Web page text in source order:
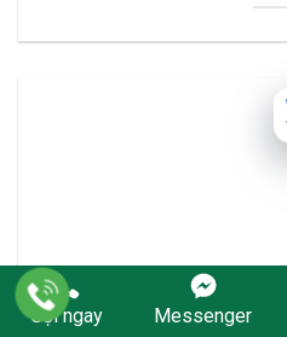
Gọi ngay Messenger